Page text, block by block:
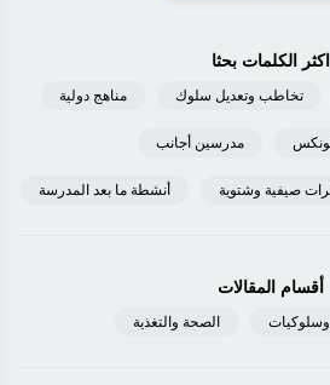
اكثر الكلمات بحثا
تخاطب وتعديل سلوك مناهج دولية
مدرسين أجانب
صيفية وشتوية أنشطة ما بعد المدرسة
أقسام المقالات
وسلوكيات الصحة والتغذية